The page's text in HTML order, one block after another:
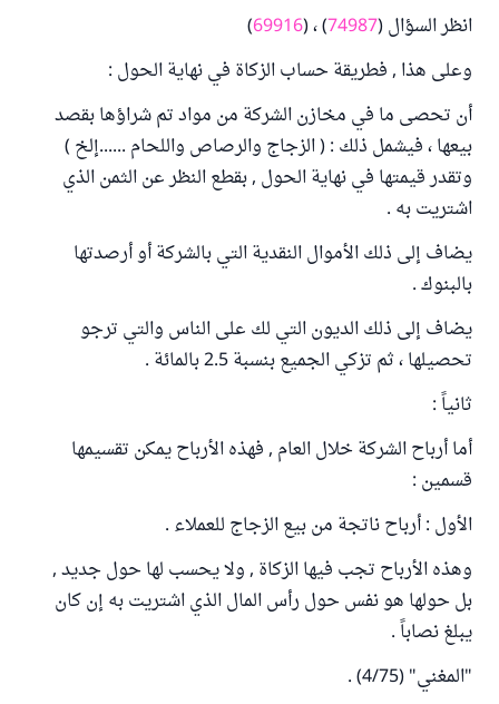
انظر السؤال (74987) ، (69916
)
وعلى هذا , فطريقة حساب الزكاة في نهاية الحول :
أن تحصى ما في مخازن الشركة من مواد تم شراؤها بقصد
بيعها ، فيشمل ذلك : ( الزجاج والرصاص واللحام ......إلخ )
وتقدر قيمتها في نهاية الحول , بقطع النظر عن الثمن الذي
اشتريت به .
يضاف إلى ذلك الأموال النقدية التي بالشركة أو أرصدتها
بالبنوك .
يضاف إلى ذلك الديون التي لك على الناس والتي ترجو
تحصيلها ، ثم تزكي الجميع بنسبة 2.5 بالمائة .
ثانياً :
أما أرباح الشركة خلال العام , فهذه الأرباح يمكن تقسيمها
قسمين :
الأول : أرباح ناتجة من بيع الزجاج للعملاء .
وهذه الأرباح تجب فيها الزكاة , ولا يحسب لها حول جديد ,
بل حولها هو نفس حول رأس المال الذي اشتريت به إن كان
يبلغ نصاباً .
"المغني" (4/75) .